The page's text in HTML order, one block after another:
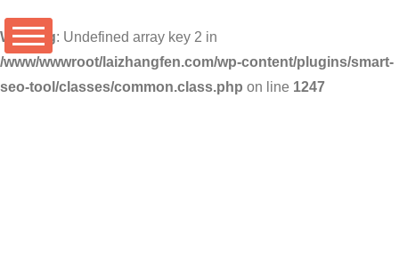
Warning: Undefined array key 2 in
/www/wwwroot/laizhangfen.com/wp-content/plugins/smart-
seo-tool/classes/common.class.php on line 1247